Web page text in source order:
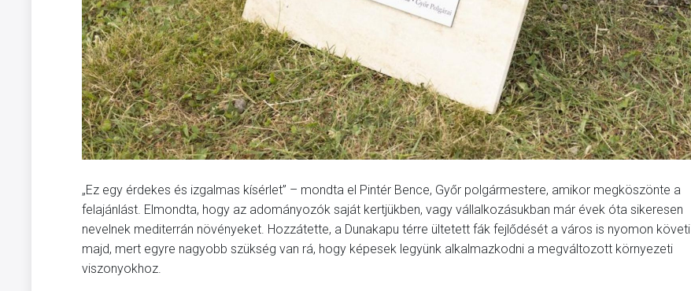
„Ez egy érdekes és izgalmas kísérlet” – mondta el Pintér Bence, Győr polgármestere, amikor megköszönte a
felajánlást. Elmondta, hogy az adományozók saját kertjükben, vagy vállalkozásukban már évek óta sikeresen
nevelnek mediterrán növényeket. Hozzátette, a Dunakapu térre ültetett fák fejlődését a város is nyomon követi
majd, mert egyre nagyobb szükség van rá, hogy képesek legyünk alkalmazkodni a megváltozott környezeti
viszonyokhoz.